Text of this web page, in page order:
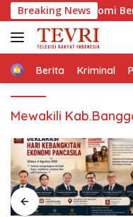
Langsung
ke
konten
Breaking News
Ekonomi
HomeBerita Kriminal
Mewakili
PODCAST Eps.10:
Masyakat Cegah
Narsum Risat dan
Susanto.SH